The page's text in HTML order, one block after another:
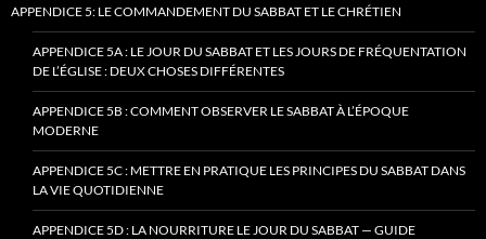
APPENDICE 5: LE COMMANDEMENT DU SABBAT ET LE CHRÉTIEN
APPENDICE 5A : LE JOUR DU SABBAT ET LES JOURS DE FRÉQUENTATION
DE L’ÉGLISE : DEUX CHOSES DIFFÉRENTES
APPENDICE 5B : COMMENT OBSERVER LE SABBAT À L’ÉPOQUE
MODERNE
APPENDICE 5C : METTRE EN PRATIQUE LES PRINCIPES DU SABBAT DANS
LA VIE QUOTIDIENNE
APPENDICE 5D : LA NOURRITURE LE JOUR DU SABBAT — GUIDE